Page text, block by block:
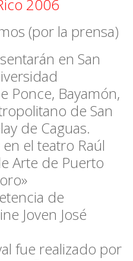
2006
(por la prensa)
en San
Ponce, Bayamón,
de San
de Caguas.
el teatro Raúl
Arte de Puerto
de
Joven José
fue realizado por